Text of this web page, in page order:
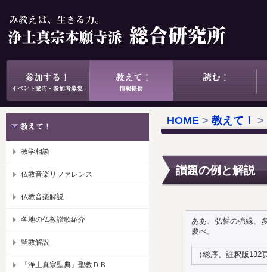
教学相談
仏教音楽リファレンス
仏教音楽解説
各地の仏教讃歌紹介
聖教解説
『浄土真宗聖典』聖教ＤＢ
HOME > 教えて！ >
讃題の例と解
ああ、弘誓の強縁、
慶べ。
（総序、註釈版132